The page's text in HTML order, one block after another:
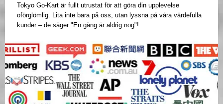
Tokyo Go-Kart är fullt utrustat för att göra din upplevelse
oförglömlig. Lita inte bara på oss, utan lyssna på våra värdefulla
kunder – de säger "En gång är aldrig nog"!